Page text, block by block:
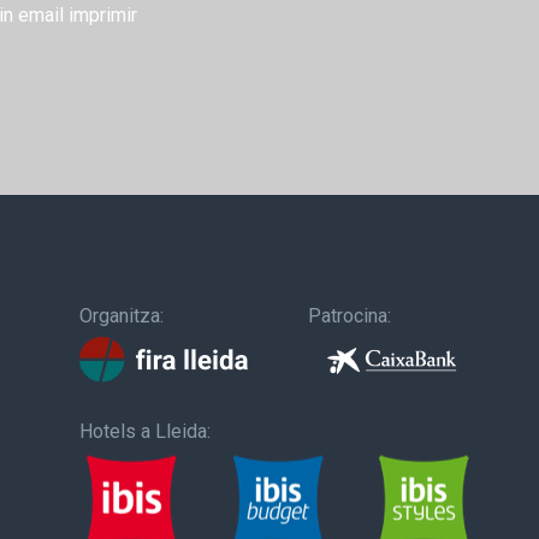
email imprimir
Organitza: Patrocina:
Hotels a Lleida: